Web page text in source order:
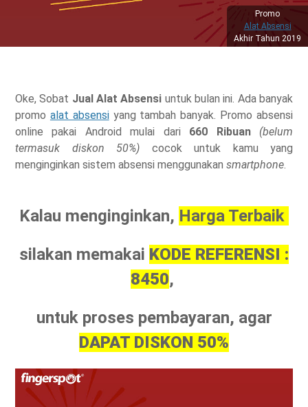
Promo
Alat Absensi
Akhir Tahun 2019
Oke, Sobat Jual Alat Absensi untuk bulan ini. Ada banyak
promo alat absensiyang tambah banyak. Promo absensi
online pakai Android mulai dari 660 Ribuan
(belum
termasuk diskon 50%) cocok untuk kamu yang
menginginkan sistem absensi menggunakan smartphone.
Kalau menginginkan, Harga Terbaik
silakan memakai KODE REFERENSI :
8450,
untuk proses pembayaran, agar
DAPAT DISKON 50%